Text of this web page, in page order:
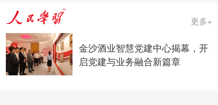
更多+
金沙酒业智慧党建中心揭幕，开
启党建与业务融合新篇章